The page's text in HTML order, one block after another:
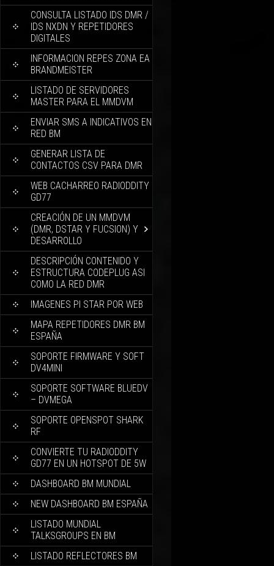
CONSULTA LISTADO IDS DMR /
IDS NXDN Y REPETIDORES
DIGITALES
INFORMACION REPES ZONA EA
BRANDMEISTER
LISTADO DE SERVIDORES
MASTER PARA EL MMDVM
ENVIAR SMS A INDICATIVOS EN
RED BM
GENERAR LISTA DE
CONTACTOS CSV PARA DMR
WEB CACHARREO RADIODDITY
GD77
CREACIÓN DE UN MMDVM
(DMR, DSTAR Y FUCSION) Y
DESARROLLO
DESCRIPCIÓN CONTENIDO Y
ESTRUCTURA CODEPLUG ASI
COMO LA RED DMR
IMAGENES PI STAR POR WEB
MAPA REPETIDORES DMR BM
ESPAÑA
SOPORTE FIRMWARE Y SOFT
DV4MINI
SOPORTE SOFTWARE BLUEDV
– DVMEGA
SOPORTE OPENSPOT SHARK
RF
CONVIERTE TU RADIODDITY
GD77 EN UN HOTSPOT DE 5W
DASHBOARD BM MUNDIAL
NEW DASHBOARD BM ESPAÑA
LISTADO MUNDIAL
TALKSGROUPS EN BM
LISTADO REFLECTORES BM